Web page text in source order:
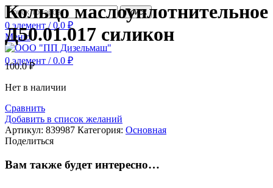
Поиск
0 элемент / 0.0 ₽
Меню
0элемент / 0.0 ₽
Кольцо маслоуплотнительное
Д50.01.017 силикон
100.0₽
Нет в наличии
Сравнить
Добавить в список желаний
Артикул: 839987 Категория: Основная
Поделиться
Вам также будет интересно…